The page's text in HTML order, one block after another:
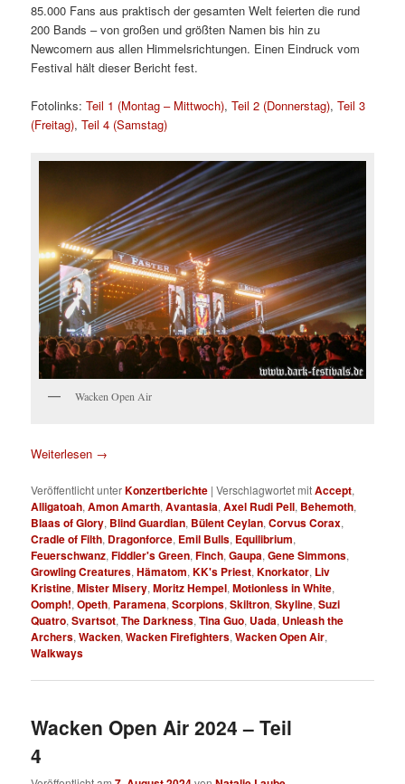
85.000 Fans aus praktisch der gesamten Welt feierten die rund
200 Bands – von großen und größten Namen bis hin zu
Newcomern aus allen Himmelsrichtungen. Einen Eindruck vom
Festival hält dieser Bericht fest.
Fotolinks:Teil 1 (Montag – Mittwoch),Teil 2 (Donnerstag),Teil 3
(Freitag),Teil 4 (Samstag)
Wacken Open Air
Weiterlesen →
Veröffentlicht unterKonzertberichte |Verschlagwortet mitAccept,
Alligatoah,Amon Amarth,Avantasia,Axel Rudi Pell, Behemoth,
Blaas of Glory, Blind Guardian, Bülent Ceylan,Corvus Corax,
Cradle of Filth, Dragonforce, Emil Bulls, Equilibrium,
Feuerschwanz,Fiddler's Green,Finch,Gaupa,Gene Simmons,
Growling Creatures,Hämatom,KK's Priest,Knorkator, Liv
Kristine,Mister Misery,Moritz Hempel,Motionless in White,
Oomph!,Opeth, Paramena,Scorpions,Skiltron,Skyline,Suzi
Quatro,Svartsot,The Darkness,Tina Guo, Uada, Unleash the
Archers,Wacken,Wacken Firefighters,Wacken Open Air,
Walkways
Wacken Open Air 2024 – Teil
4